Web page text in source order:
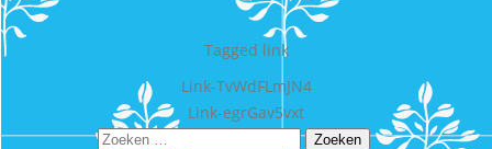
Tagged link
Bericht
navigatie
Link-TvWdFLmJN4
Link-egrGav5vxt
Zoeken